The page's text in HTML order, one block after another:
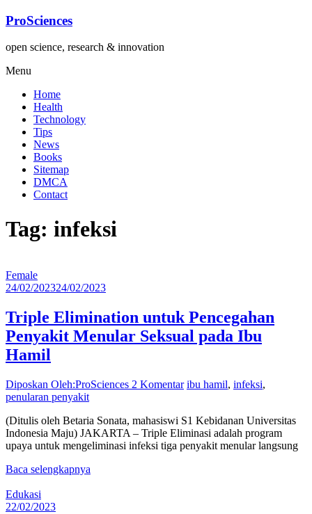
Lompat
konten
ProSciences
open science, research & innovation
Menu
Home
Health
Technology
Tips
News
Books
Sitemap
DMCA
Contact
Tag: infeksi
Female
24/02/202324/02/2023
Triple Elimination untuk Pencegahan
Penyakit Menular Seksual pada Ibu
Hamil
Diposkan Oleh:ProSciences 2 Komentar ibu hamil, infeksi,
penularan penyakit
(Ditulis oleh Betaria Sonata, mahasiswi S1 Kebidanan Universitas
Indonesia Maju) JAKARTA – Triple Eliminasi adalah program
upaya untuk mengeliminasi infeksi tiga penyakit menular langsung
Baca selengkapnya
Edukasi
22/02/2023